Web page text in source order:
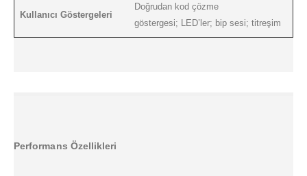
Kullanıcı Göstergeleri
Doğrudan kod çözme
göstergesi; LED’ler; bip sesi; titreşim
Performans Özellikleri